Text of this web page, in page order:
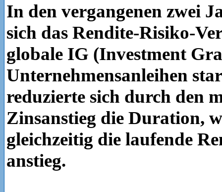
In den vergangenen zwei
sich das Rendite-Risiko-
globale IG (Investment
Unternehmensanleihen
reduzierte sich durch den
Zinsanstieg die Duration,
gleichzeitig die laufende
anstieg.